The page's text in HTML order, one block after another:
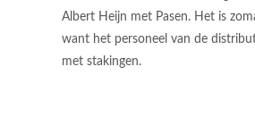
Albert Heijn met Pasen. Het is
want het personeel van de
met stakingen.